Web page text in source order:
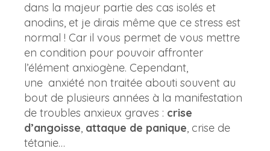
dans la majeur partie des cas isolés et
anodins, et je dirais même que ce stress est
normal ! Car il vous permet de vous mettre
en condition pour pouvoir affronter
l’élément anxiogène. Cependant,
une anxiété non traitée abouti souvent au
bout de plusieurs années à la manifestation
de troubles anxieux graves : crise
d’angoisse, attaque de panique, crise de
tétanie…